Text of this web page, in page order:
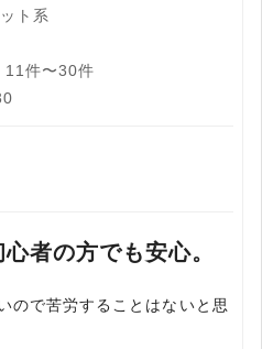
ト系
11件〜30件
者の方でも安心。
ので苦労することはないと思